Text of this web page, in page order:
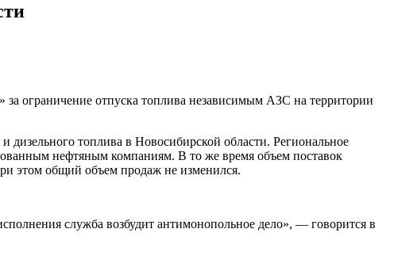
ограничение отпуска топлива независимым АЗС на территории
топлива в Новосибирской области. Региональное
нефтяным компаниям. В то же время объем поставок
этом общий объем продаж не изменился.
служба возбудит антимонопольное дело», — говорится в